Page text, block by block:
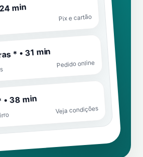
min
Pix e cartão
* • 31 min
Pedido online
38 min
Veja condições